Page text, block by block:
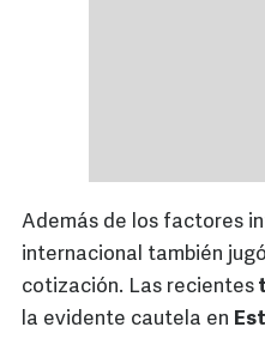
Además de los factores
internacional también
cotización. Las recientes
la evidente cautela en